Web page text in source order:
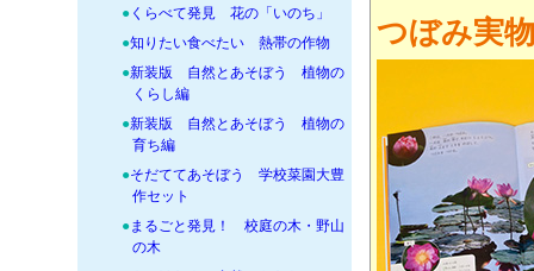
●くらべて発見 花の「いのち」
●知りたい食べたい 熱帯の作物
●新装版 自然とあそぼう 植物の
くらし編
●新装版 自然とあそぼう 植物の
育ち編
●そだててあそぼう 学校菜園大豊
作セット
●まるごと発見！ 校庭の木・野山
の木
つぼみ実